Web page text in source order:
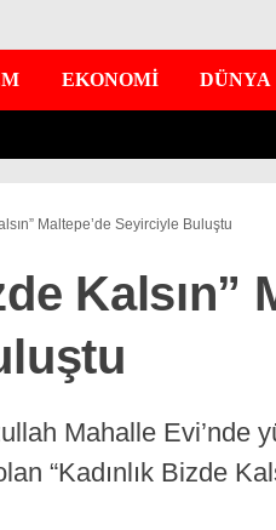
EKONOMİ DÜNYA
Maltepe’de Seyirciyle Buluştu
Kalsın”
Mahalle Evi’nde
“Kadınlık Bizde